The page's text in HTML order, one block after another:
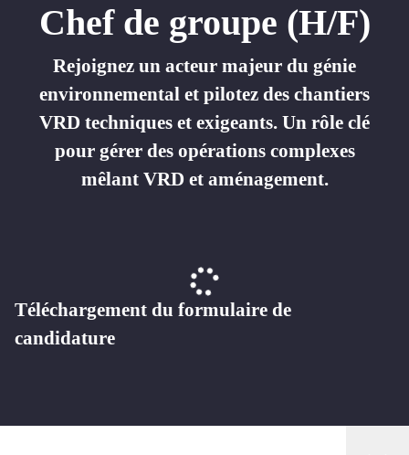
Chef de groupe (H/F)
Rejoignez un acteur majeur du génie
environnemental et pilotez des chantiers
VRD techniques et exigeants. Un rôle clé
pour gérer des opérations complexes
mêlant VRD et aménagement.
Téléchargement du formulaire de
candidature